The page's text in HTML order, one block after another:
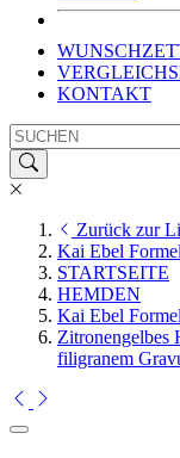
KONTAKT
Zurück zur
Kai Ebel
STARTSEITE
HEMDEN
Kai Ebel
filigranem